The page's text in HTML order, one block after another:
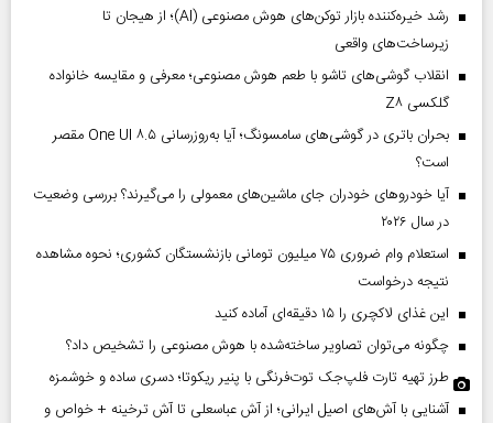
رشد خیره‌کننده بازار توکن‌های هوش مصنوعی (AI)؛ از هیجان تا
زیرساخت‌های واقعی
انقلاب گوشی‌های تاشو‌ با طعم هوش مصنوعی؛ معرفی و مقایسه خانواده
گلکسی Z۸
بحران باتری در گوشی‌های سامسونگ؛ آیا به‌روزرسانی One UI ۸.۵ مقصر
است؟
آیا خودروهای خودران جای ماشین‌های معمولی را می‌گیرند؟ بررسی وضعیت
در سال ۲۰۲۶
استعلام وام ضروری ۷۵ میلیون تومانی بازنشستگان کشوری؛ نحوه مشاهده
نتیجه درخواست
این غذای لاکچری را ۱۵ دقیقه‌ای آماده کنید
چگونه می‌توان تصاویر ساخته‌شده با هوش مصنوعی را تشخیص داد؟
طرز تهیه تارت فلپ‌جک توت‌فرنگی با پنیر ریکوتا؛ دسری ساده و خوشمزه
آشنایی با آش‌های اصیل ایرانی؛ از آش عباسعلی تا آش ترخینه + خواص و